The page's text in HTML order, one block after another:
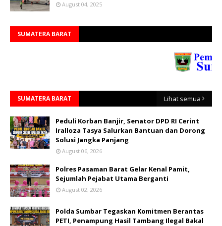
August 04, 2025
SUMATERA BARAT
SUMATERA BARAT Lihat semua
Peduli Korban Banjir, Senator DPD RI Cerint
Iralloza Tasya Salurkan Bantuan dan Dorong
Solusi Jangka Panjang
August 06, 2026
Polres Pasaman Barat Gelar Kenal Pamit,
Sejumlah Pejabat Utama Berganti
August 02, 2026
Polda Sumbar Tegaskan Komitmen Berantas
PETI, Penampung Hasil Tambang Ilegal Bakal